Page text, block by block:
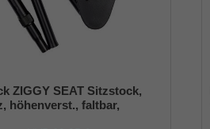
ZIGGY SEAT Sitzstock,
höhenverst., faltbar,